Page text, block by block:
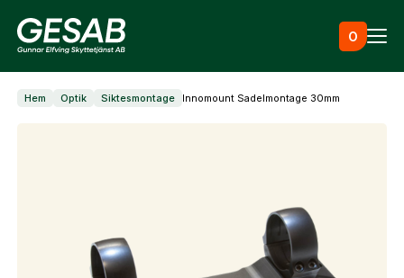
0
Ammunition
Jaktkläder & skor
Hem Optik Siktesmontage Innomount Sadelmontage 30mm